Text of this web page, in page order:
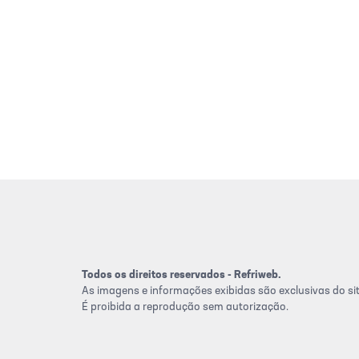
Todos os direitos reservados - Refriweb.
As imagens e informações exibidas são exclusivas do
É proibida a reprodução sem autorização.